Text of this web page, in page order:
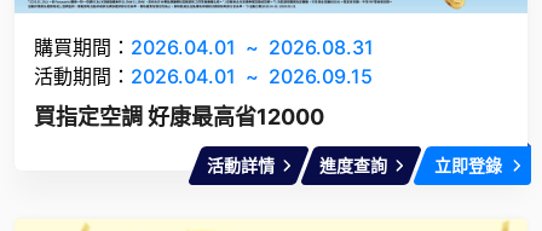
購買期間： 2026.04.01 ~ 2026.08.31
活動期間： 2026.04.01 ~ 2026.09.15
買指定空調 好康最高省12000
活動詳情 進度查詢 立即登錄